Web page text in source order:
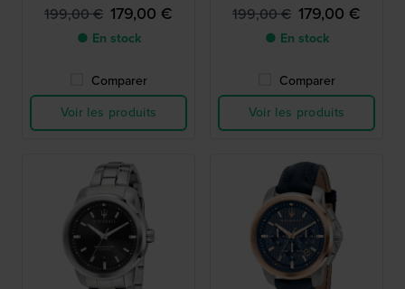
199,00 € 179,00 €
● En stock
Comparer
Voir les produits
199,00 € 179,00 €
● En stock
Comparer
Voir les produits